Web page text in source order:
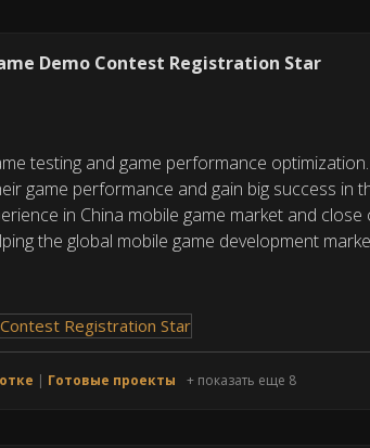
Demo Contest Registration Star
testing and game performance
game performance and gain big success in
in China mobile game market and
the global mobile game development
Готовые проекты + показать еще 8